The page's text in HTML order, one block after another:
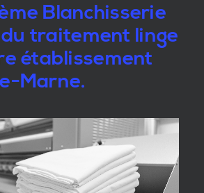
Blanchisserie
traitement linge
établissement
Marne.